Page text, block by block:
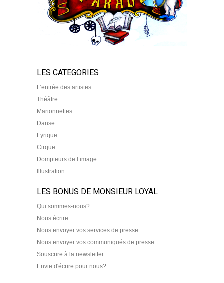
LES CATEGORIES
L’entrée des artistes
Théâtre
Marionnettes
Danse
Lyrique
Cirque
Dompteurs de l’image
Illustration
LES BONUS DE MONSIEUR LOYAL
Qui sommes-nous?
Nous écrire
Nous envoyer vos services de presse
Nous envoyer vos communiqués de presse
Souscrire à la newsletter
Envie d'écrire pour nous?